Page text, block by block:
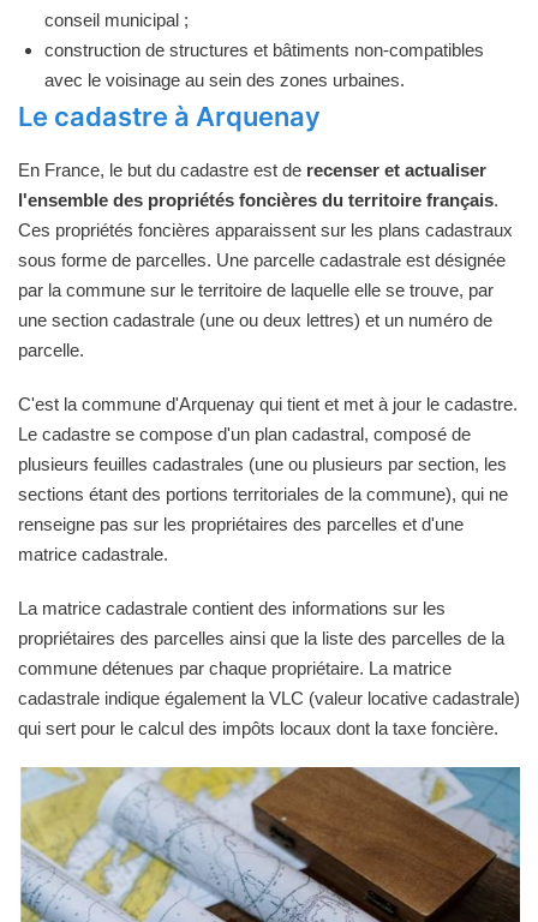
conseil municipal ;
construction de structures et bâtiments non-compatibles
avec le voisinage au sein des zones urbaines.
Le cadastre à Arquenay
En France, le but du cadastre est de recenser et actualiser
l'ensemble des propriétés foncières du territoire français.
Ces propriétés foncières apparaissent sur les plans cadastraux
sous forme de parcelles. Une parcelle cadastrale est désignée
par la commune sur le territoire de laquelle elle se trouve, par
une section cadastrale (une ou deux lettres) et un numéro de
parcelle.
C'est la commune d'Arquenay qui tient et met à jour le cadastre.
Le cadastre se compose d'un plan cadastral, composé de
plusieurs feuilles cadastrales (une ou plusieurs par section, les
sections étant des portions territoriales de la commune), qui ne
renseigne pas sur les propriétaires des parcelles et d'une
matrice cadastrale.
La matrice cadastrale contient des informations sur les
propriétaires des parcelles ainsi que la liste des parcelles de la
commune détenues par chaque propriétaire. La matrice
cadastrale indique également la VLC (valeur locative cadastrale)
qui sert pour le calcul des impôts locaux dont la taxe foncière.